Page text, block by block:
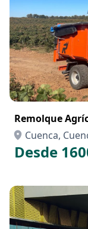
Remolque
Cuenca,
Desde